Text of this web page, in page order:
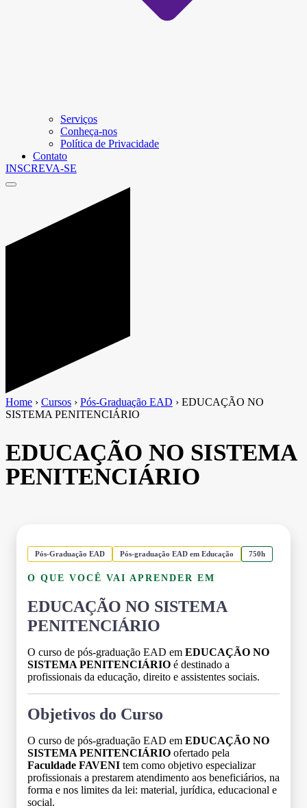
Serviços
Conheça-nos
Política de Privacidade
Contato
INSCREVA-SE
Home › Cursos › Pós-Graduação EAD › EDUCAÇÃO NO
SISTEMA PENITENCIÁRIO
EDUCAÇÃO NO SISTEMA
PENITENCIÁRIO
Pós-Graduação EAD Pós-graduação EAD em Educação 750h
O QUE VOCÊ VAI APRENDER EM
EDUCAÇÃO NO SISTEMA
PENITENCIÁRIO
O curso de pós-graduação EAD em EDUCAÇÃO NO
SISTEMA PENITENCIÁRIO é destinado a
profissionais da educação, direito e assistentes sociais.
Objetivos do Curso
O curso de pós-graduação EAD em EDUCAÇÃO NO
SISTEMA PENITENCIÁRIO ofertado pela
Faculdade FAVENI tem como objetivo especializar
profissionais a prestarem atendimento aos beneficiários, na
forma e nos limites da lei: material, jurídica, educacional e
social.